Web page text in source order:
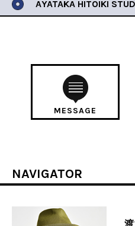
AYATAKA HITOIKI
MESSAGE
NAVIGATOR